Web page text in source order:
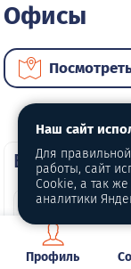
Офисы
ВИП
Профиль
Наш сайт
Для
работы, сайт
Cookie, а так
аналитики